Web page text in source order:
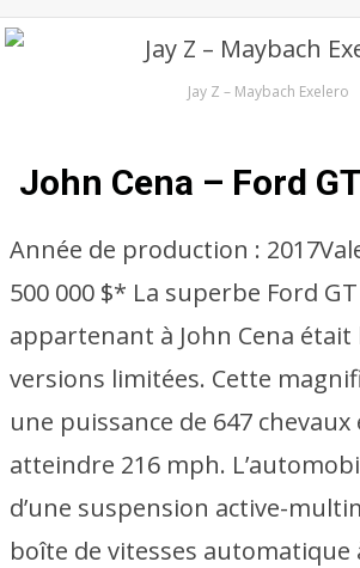
Jay Z – Maybach Exelero
John Cena – Ford GT
Année de production : 2017
500 000 $* La superbe Ford
appartenant à John Cena était
versions limitées. Cette
une puissance de 647
atteindre 216 mph.
d’une suspension active-
boîte de vitesses automatique